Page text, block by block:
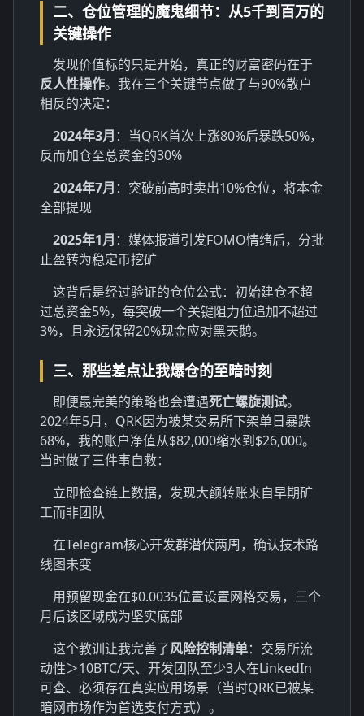
二、仓位管理的魔鬼细节：从5千到百万的
关键操作
发现价值标的只是开始，真正的财富密码在于
反人性操作。我在三个关键节点做了与90%散户
相反的决定：
2024年3月 ：当QRK首次上涨80%后暴跌50%，
反而加仓至总资金的30%
2024年7月 ：突破前高时卖出10%仓位，将本金
全部提现
2025年1月 ：媒体报道引发FOMO情绪后，分批
止盈转为稳定币挖矿
这背后是经过验证的仓位公式：初始建仓不超
过总资金5%，每突破一个关键阻力位追加不超过
3%，且永远保留20%现金应对黑天鹅。
三、那些差点让我爆仓的至暗时刻
即便最完美的策略也会遭遇死亡螺旋测试。
2024年5月，QRK因为被某交易所下架单日暴跌
68%，我的账户净值从$82,000缩水到$26,000。
当时做了三件事自救：
立即检查链上数据，发现大额转账来自早期矿
工而非团队
在Telegram核心开发群潜伏两周，确认技术路
线图未变
用预留现金在$0.0035位置设置网格交易，三个
月后该区域成为坚实底部
这个教训让我完善了风险控制清单：交易所流
动性＞10BTC/天、开发团队至少3人在LinkedIn
可查、必须存在真实应用场景（当时QRK已被某
暗网市场作为首选支付方式）。